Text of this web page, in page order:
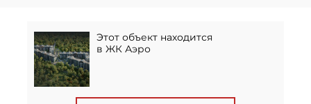
Этот объект находится
в ЖК Аэро